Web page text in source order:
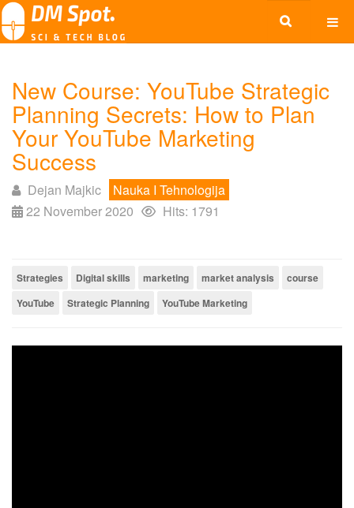
New Course: YouTube Strategic
Planning Secrets: How to Plan
Your YouTube Marketing
Success
Dejan Majkic
Nauka I Tehnologija
22 November 2020
Hits: 1791
Strategies Digital skills marketing market analysis
course
YouTube
Strategic Planning YouTube Marketing